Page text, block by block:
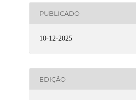
PUBLICADO
10-12-2025
EDIÇÃO